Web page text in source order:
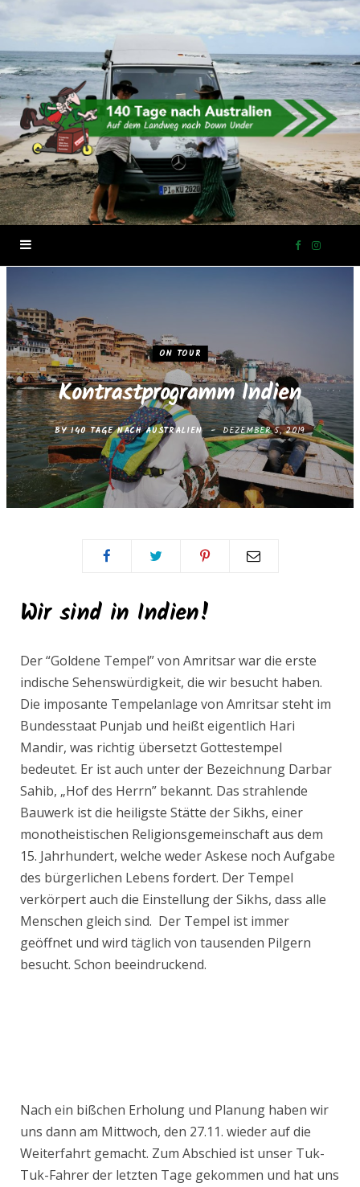
F
e
b
o
o
I
a
g
ON TOUR
Kontrastprogramm Indien
BY140 TAGE NACH AUSTRALIEN DEZEMBER 5, 2019
Wir sind in Indien!
Der “Goldene Tempel” von Amritsar war die erste
indische Sehenswürdigkeit, die wir besucht haben.
Die imposante Tempelanlage von Amritsar steht im
Bundesstaat Punjab und heißt eigentlich Hari
Mandir, was richtig übersetzt Gottestempel
bedeutet. Er ist auch unter der Bezeichnung Darbar
Sahib, „Hof des Herrn” bekannt. Das strahlende
Bauwerk ist die heiligste Stätte der Sikhs, einer
monotheistischen Religionsgemeinschaft aus dem
15. Jahrhundert, welche weder Askese noch Aufgabe
des bürgerlichen Lebens fordert. Der Tempel
verkörpert auch die Einstellung der Sikhs, dass alle
Menschen gleich sind. Der Tempel ist immer
geöffnet und wird täglich von tausenden Pilgern
besucht. Schon beeindruckend.
Nach ein bißchen Erholung und Planung haben wir
uns dann am Mittwoch, den 27.11. wieder auf die
Weiterfahrt gemacht. Zum Abschied ist unser Tuk-
Tuk-Fahrer der letzten Tage gekommen und hat uns